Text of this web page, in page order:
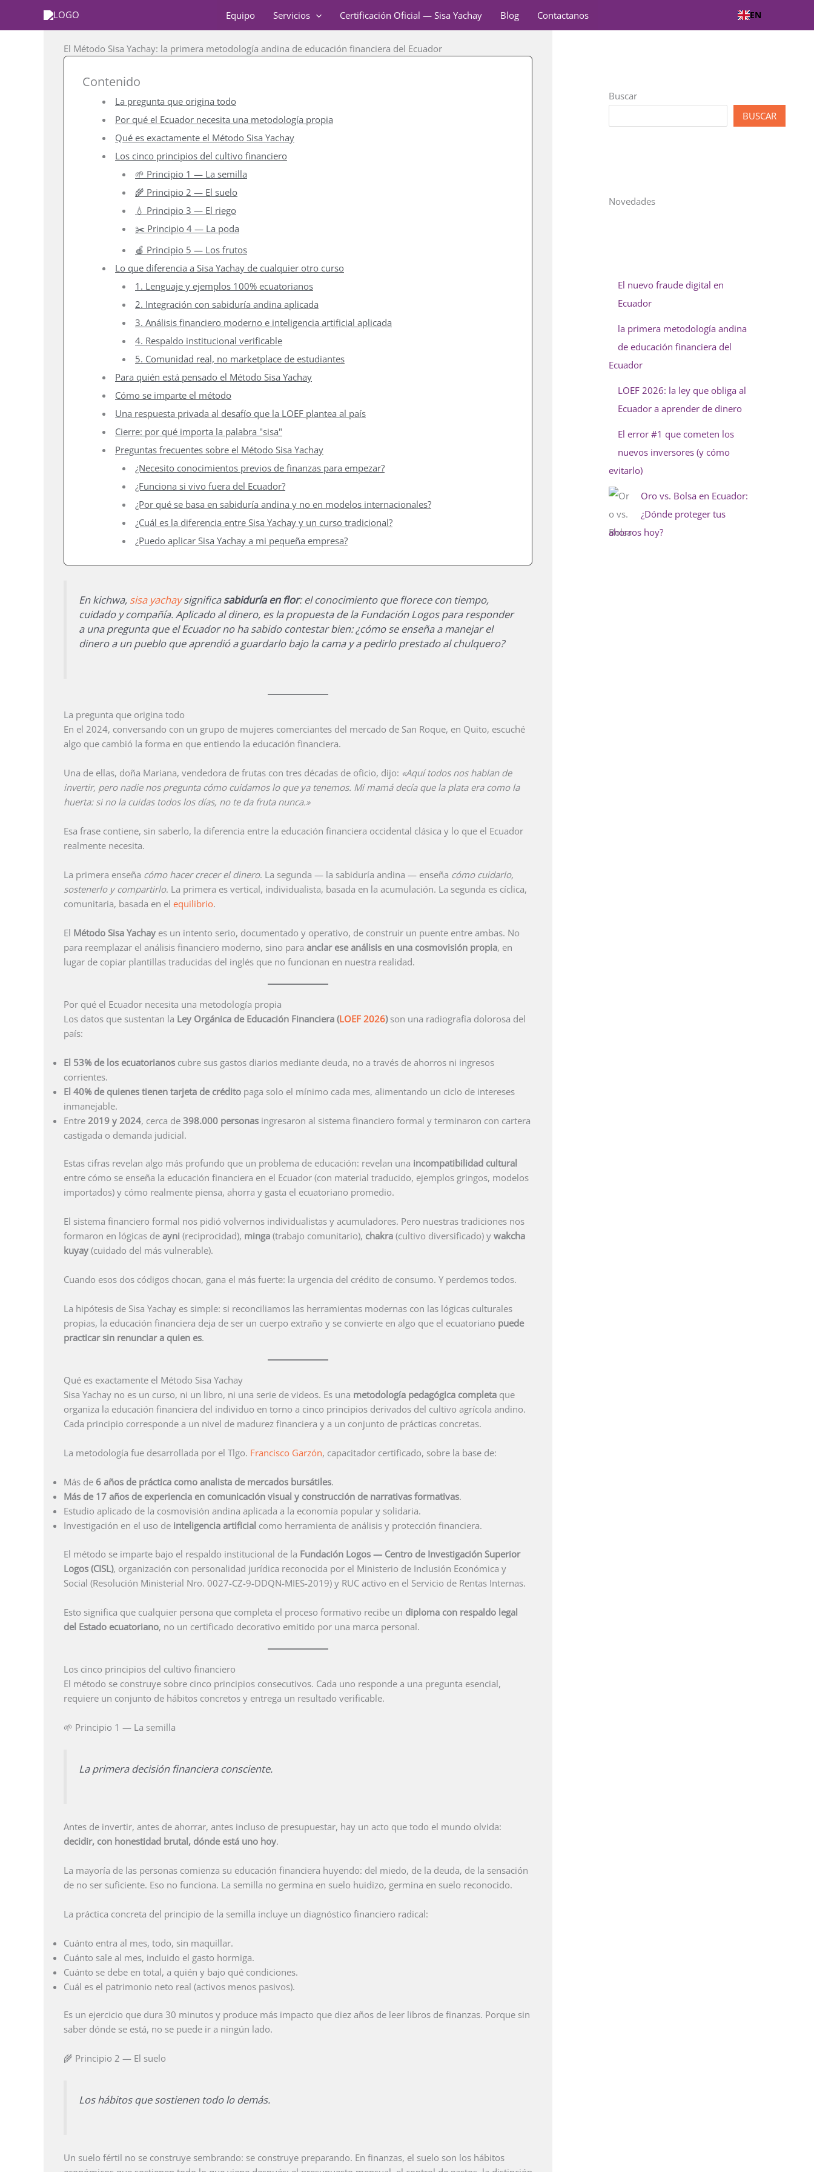
Equipo Servicios Certificación Oficial — Sisa Yachay Blog Contactanos EN
Blog
El Método Sisa Yachay: la primera metodología andina de educación financiera del Ecuador
Contenido
La pregunta que origina todo
Por qué el Ecuador necesita una metodología propia
Qué es exactamente el Método Sisa Yachay
Los cinco principios del cultivo financiero
🌱 Principio 1 — La semilla
🌾 Principio 2 — El suelo
💧 Principio 3 — El riego
✂️ Principio 4 — La poda
🍎 Principio 5 — Los frutos
Lo que diferencia a Sisa Yachay de cualquier otro curso
1. Lenguaje y ejemplos 100% ecuatorianos
2. Integración con sabiduría andina aplicada
3. Análisis financiero moderno e inteligencia artificial aplicada
4. Respaldo institucional verificable
5. Comunidad real, no marketplace de estudiantes
Para quién está pensado el Método Sisa Yachay
Cómo se imparte el método
Una respuesta privada al desafío que la LOEF plantea al país
Cierre: por qué importa la palabra "sisa"
Preguntas frecuentes sobre el Método Sisa Yachay
¿Necesito conocimientos previos de finanzas para empezar?
¿Funciona si vivo fuera del Ecuador?
¿Por qué se basa en sabiduría andina y no en modelos internacionales?
¿Cuál es la diferencia entre Sisa Yachay y un curso tradicional?
¿Puedo aplicar Sisa Yachay a mi pequeña empresa?
En kichwa, sisa yachaysignificasabiduría en flor: el conocimiento que florece con tiempo,
cuidado y compañía. Aplicado al dinero, es la propuesta de la Fundación Logos para responder
a una pregunta que el Ecuador no ha sabido contestar bien: ¿cómo se enseña a manejar el
dinero a un pueblo que aprendió a guardarlo bajo la cama y a pedirlo prestado al chulquero?
La pregunta que origina todo
En el 2024, conversando con un grupo de mujeres comerciantes del mercado de San Roque, en Quito, escuché
algo que cambió la forma en que entiendo la educación financiera.
Una de ellas, doña Mariana, vendedora de frutas con tres décadas de oficio, dijo: «Aquí todos nos hablan de
invertir, pero nadie nos pregunta cómo cuidamos lo que ya tenemos. Mi mamá decía que la plata era como la
huerta: si no la cuidas todos los días, no te da fruta nunca.»
Esa frase contiene, sin saberlo, la diferencia entre la educación financiera occidental clásica y lo que el Ecuador
realmente necesita.
La primera enseña cómo hacer crecer el dinero. La segunda — la sabiduría andina — enseña cómo cuidarlo,
sostenerlo y compartirlo. La primera es vertical, individualista, basada en la acumulación. La segunda es cíclica,
comunitaria, basada en el equilibrio.
El Método Sisa Yachay es un intento serio, documentado y operativo, de construir un puente entre ambas. No
para reemplazar el análisis financiero moderno, sino para anclar ese análisis en una cosmovisión propia, en
lugar de copiar plantillas traducidas del inglés que no funcionan en nuestra realidad.
Por qué el Ecuador necesita una metodología propia
Los datos que sustentan la Ley Orgánica de Educación Financiera (LOEF 2026)son una radiografía dolorosa del
país:
El 53% de los ecuatorianos cubre sus gastos diarios mediante deuda, no a través de ahorros ni ingresos
corrientes.
El 40% de quienes tienen tarjeta de crédito paga solo el mínimo cada mes, alimentando un ciclo de intereses
inmanejable.
Entre 2019 y 2024, cerca de 398.000 personas ingresaron al sistema financiero formal y terminaron con cartera
castigada o demanda judicial.
Estas cifras revelan algo más profundo que un problema de educación: revelan una incompatibilidad cultural
entre cómo se enseña la educación financiera en el Ecuador (con material traducido, ejemplos gringos, modelos
importados) y cómo realmente piensa, ahorra y gasta el ecuatoriano promedio.
El sistema financiero formal nos pidió volvernos individualistas y acumuladores. Pero nuestras tradiciones nos
formaron en lógicas de ayni (reciprocidad), minga (trabajo comunitario), chakra (cultivo diversificado) y wakcha
kuyay (cuidado del más vulnerable).
Cuando esos dos códigos chocan, gana el más fuerte: la urgencia del crédito de consumo. Y perdemos todos.
La hipótesis de Sisa Yachay es simple: si reconciliamos las herramientas modernas con las lógicas culturales
propias, la educación financiera deja de ser un cuerpo extraño y se convierte en algo que el ecuatoriano puede
practicar sin renunciar a quien es.
Qué es exactamente el Método Sisa Yachay
Sisa Yachay no es un curso, ni un libro, ni una serie de videos. Es una metodología pedagógica completa que
organiza la educación financiera del individuo en torno a cinco principios derivados del cultivo agrícola andino.
Cada principio corresponde a un nivel de madurez financiera y a un conjunto de prácticas concretas.
La metodología fue desarrollada por el Tlgo. Francisco Garzón, capacitador certificado, sobre la base de:
Más de 6 años de práctica como analista de mercados bursátiles.
Más de 17 años de experiencia en comunicación visual y construcción de narrativas formativas.
Estudio aplicado de la cosmovisión andina aplicada a la economía popular y solidaria.
Investigación en el uso de inteligencia artificial como herramienta de análisis y protección financiera.
El método se imparte bajo el respaldo institucional de la Fundación Logos — Centro de Investigación Superior
Logos (CISL), organización con personalidad jurídica reconocida por el Ministerio de Inclusión Económica y
Social (Resolución Ministerial Nro. 0027-CZ-9-DDQN-MIES-2019) y RUC activo en el Servicio de Rentas Internas.
Esto significa que cualquier persona que completa el proceso formativo recibe un diploma con respaldo legal
del Estado ecuatoriano, no un certificado decorativo emitido por una marca personal.
Los cinco principios del cultivo financiero
El método se construye sobre cinco principios consecutivos. Cada uno responde a una pregunta esencial,
requiere un conjunto de hábitos concretos y entrega un resultado verificable.
🌱 Principio 1 — La semilla
La primera decisión financiera consciente.
Antes de invertir, antes de ahorrar, antes incluso de presupuestar, hay un acto que todo el mundo olvida:
decidir, con honestidad brutal, dónde está uno hoy.
La mayoría de las personas comienza su educación financiera huyendo: del miedo, de la deuda, de la sensación
de no ser suficiente. Eso no funciona. La semilla no germina en suelo huidizo, germina en suelo reconocido.
La práctica concreta del principio de la semilla incluye un diagnóstico financiero radical:
Cuánto entra al mes, todo, sin maquillar.
Cuánto sale al mes, incluido el gasto hormiga.
Cuánto se debe en total, a quién y bajo qué condiciones.
Cuál es el patrimonio neto real (activos menos pasivos).
Es un ejercicio que dura 30 minutos y produce más impacto que diez años de leer libros de finanzas. Porque sin
saber dónde se está, no se puede ir a ningún lado.
🌾 Principio 2 — El suelo
Los hábitos que sostienen todo lo demás.
Un suelo fértil no se construye sembrando: se construye preparando. En finanzas, el suelo son los hábitos
Buscar
BUSCAR
Novedades
El nuevo fraude digital en
Ecuador
la primera metodología andina
de educación financiera del
Ecuador
LOEF 2026: la ley que obliga al
Ecuador a aprender de dinero
El error #1 que cometen los
nuevos inversores (y cómo
evitarlo)
Oro vs. Bolsa en Ecuador:
¿Dónde proteger tus
ahorros hoy?